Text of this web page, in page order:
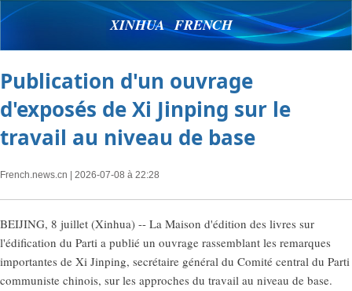
XINHUA FRENCH
Publication d'un ouvrage
d'exposés de Xi Jinping sur le
travail au niveau de base
French.news.cn | 2026-07-08 à 22:28
BEIJING, 8 juillet (Xinhua) -- La Maison d'édition des livres sur
l'édification du Parti a publié un ouvrage rassemblant les remarques
importantes de Xi Jinping, secrétaire général du Comité central du Parti
communiste chinois, sur les approches du travail au niveau de base.